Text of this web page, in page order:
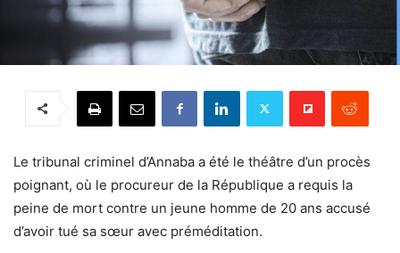
Le tribunal criminel d’Annaba a été le théâtre d’un procès
poignant, où le procureur de la République a requis la
peine de mort contre un jeune homme de 20 ans accusé
d’avoir tué sa sœur avec préméditation.